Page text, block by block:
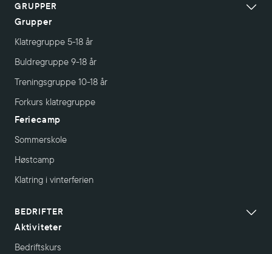
GRUPPER
Grupper
Klatregruppe 5-18 år
Buldregruppe 9-18 år
Treningsgruppe 10-18 år
Forkurs klatregruppe
Feriecamp
Sommerskole
Høstcamp
Klatring i vinterferien
BEDRIFTER
Aktiviteter
Bedriftskurs